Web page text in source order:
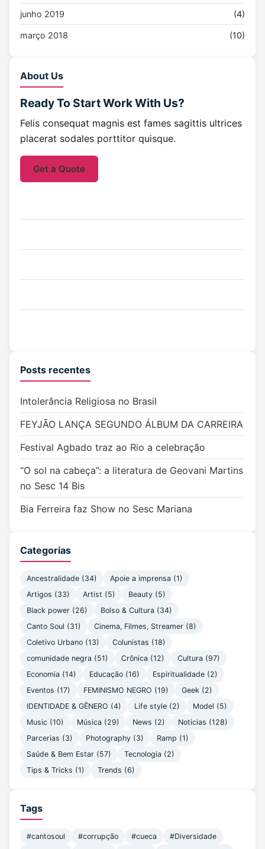
junho 2019 (4)
março 2018 (10)
About Us
Ready To StartWork With Us?
Felis consequat magnis est fames sagittis ultrices
placerat sodales porttitor quisque.
Get a Quote
Posts recentes
Intolerância Religiosa no Brasil
FEYJÃO LANÇA SEGUNDO ÁLBUM DA CARREIRA
Festival Agbado traz ao Rio a celebração
“O sol na cabeça”: a literatura de Geovani Martins
no Sesc 14 Bis
Bia Ferreira faz Show no Sesc Mariana
Categorias
Ancestralidade (34)
Apoie a imprensa (1)
Artigos (33)
Artist (5)
Beauty (5)
Black power (26)
Bolso & Cultura (34)
Canto Soul (31)
Cinema, Filmes, Streamer (8)
Coletivo Urbano (13)
Colunistas (18)
comunidade negra (51)
Crônica (12)
Cultura (97)
Economia (14)
Educação (16)
Espiritualidade (2)
Eventos (17)
FEMINISMO NEGRO (19)
Geek (2)
IDENTIDADE & GÊNERO (4)
Life style (2)
Model (5)
Music (10)
Música (29) News (2)
Noticias (128)
Parcerias (3)
Photography (3)
Ramp (1)
Saúde & Bem Estar (57)
Tecnologia (2)
Tips & Tricks (1)
Trends (6)
Tags
#cantosoul #corrupção #cueca
#Diversidade